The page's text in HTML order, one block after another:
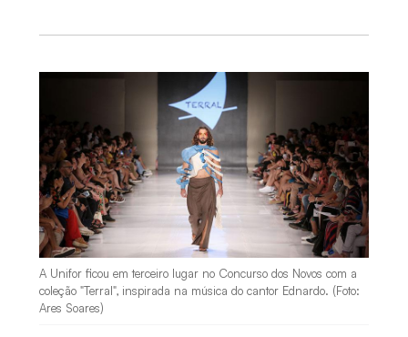
A Unifor ficou em terceiro lugar no Concurso dos Novos com a
coleção "Terral", inspirada na música do cantor Ednardo. (Foto:
Ares Soares)